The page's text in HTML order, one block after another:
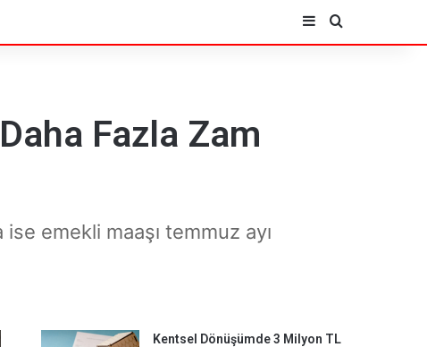
Kenar Bölmesi
Arama yap
Fazla Zam
emekli maaşı temmuz ayı
Kentsel Dönüşümde 3 Milyon TL